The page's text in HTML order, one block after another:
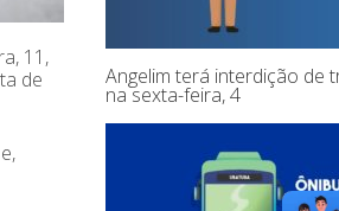
11,
de
Angelim terá interdição de
na sexta-feira, 4